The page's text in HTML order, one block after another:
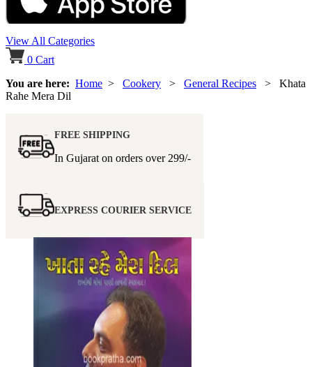
View All Categories
0 Cart
You are here: Home > Cookery > General Recipes > Khata
Rahe Mera Dil
FREE SHIPPING
In Gujarat on orders over 299/-
EXPRESS COURIER SERVICE